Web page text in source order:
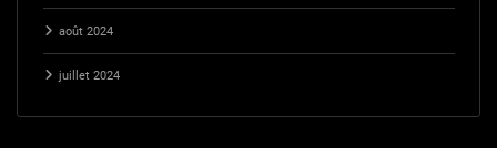
août 2024
juillet 2024